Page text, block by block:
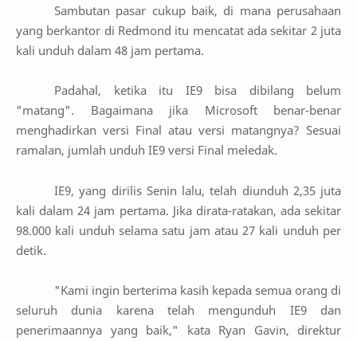
Sambutan pasar cukup baik, di mana perusahaan
yang berkantor di Redmond itu mencatat ada sekitar 2 juta
kali unduh dalam 48 jam pertama.
Padahal, ketika itu IE9 bisa dibilang belum
"matang". Bagaimana jika Microsoft benar-benar
menghadirkan versi Final atau versi matangnya? Sesuai
ramalan, jumlah unduh IE9 versi Final meledak.
IE9, yang dirilis Senin lalu, telah diunduh 2,35 juta
kali dalam 24 jam pertama. Jika dirata-ratakan, ada sekitar
98.000 kali unduh selama satu jam atau 27 kali unduh per
detik.
"Kami ingin berterima kasih kepada semua orang di
seluruh dunia karena telah mengunduh IE9 dan
penerimaannya yang baik," kata Ryan Gavin, direktur